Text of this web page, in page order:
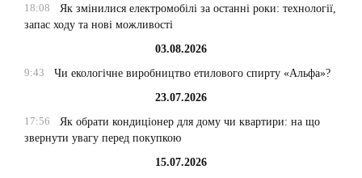
18:08
Як змінилися електромобілі за останні роки: технології,
запас ходу та нові можливості
03.08.2026
9:43
Чи екологічне виробництво етилового спирту «Альфа»?
23.07.2026
17:56
Як обрати кондиціонер для дому чи квартири: на що
звернути увагу перед покупкою
15.07.2026